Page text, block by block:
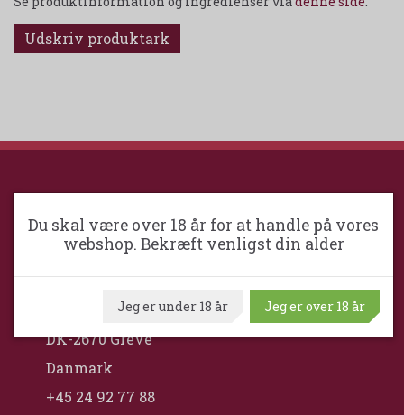
Udskriv produktark
Wine
Ventrupparken 24
DK-2670 Greve
Danmark
+45 24 92 77 88
Du skal være over 18 år for at handle på vores
webshop. Bekræft venligst din alder
Jeg er under 18 år Jeg er over 18 år